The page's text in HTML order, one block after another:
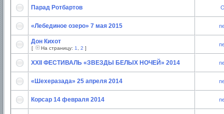
Парад Ротбартов
«Лебединое озеро» 7 мая 2015
Дон Кихот
[ На страницу: 1 2 ]
XXII ФЕСТИВАЛЬ «ЗВЕЗДЫ БЕЛЫХ НОЧЕЙ» 2014
«Шехеразада» 25 апреля 2014
Корсар 14 февраля 2014